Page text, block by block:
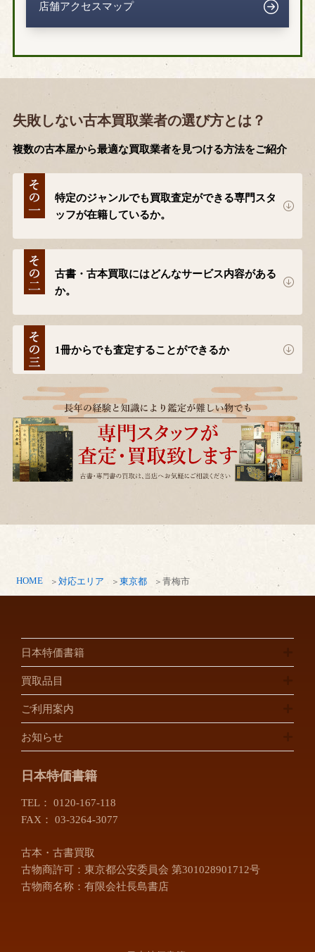
HOME 対応エリア 東京都 青梅市
店舗アクセスマップ
失敗しない古本買取業者の選び方とは？
複数の古本屋から最適な買取業者を見つける方法をご紹介
特定のジャンルでも買取査定ができる専門スタ
ッフが在籍しているか。
古書・古本買取にはどんなサービス内容がある
か。
1冊からでも査定することができるか
日本特価書籍
買取品目
ご利用案内
お知らせ
日本特価書籍
TEL： 0120-167-118
FAX： 03-3264-3077
古本・古書買取
古物商許可：東京都公安委員会 第301028901712号
古物商名称：有限会社長島書店